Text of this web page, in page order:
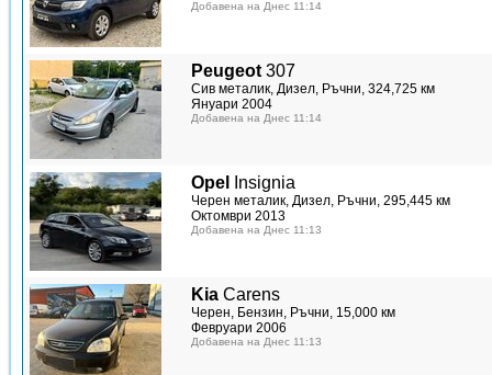
Добавена на Днес 11:14
Peugeot 307
Сив металик, Дизел, Ръчни, 324,725 км
Януари 2004
Добавена на Днес 11:14
Opel Insignia
Черен металик, Дизел, Ръчни, 295,445 км
Октомври 2013
Добавена на Днес 11:13
Kia Carens
Черен, Бензин, Ръчни, 15,000 км
Февруари 2006
Добавена на Днес 11:13